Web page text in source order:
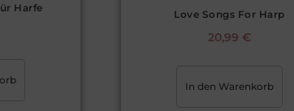
Harfe
Love Songs For Harp
20,99 €
In den Warenkorb